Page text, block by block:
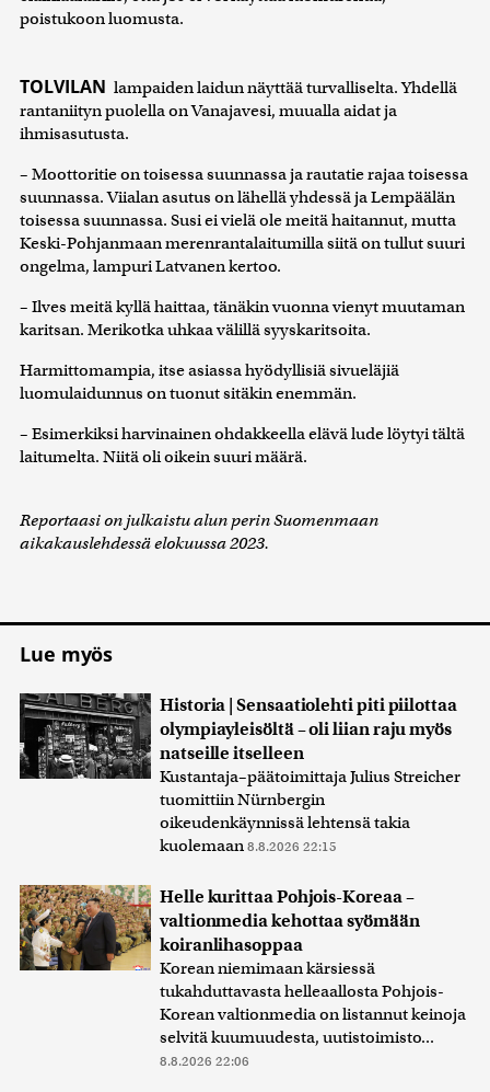
kerätty, kun olet käyttänyt heidän palvelujaan. Tietoja
poistukoon luomusta.
TOLVILAN lampaiden laidun näyttää turvalliselta. Yhdellä
rantaniityn puolella on Vanajavesi, muualla aidat ja
ihmisasutusta.
– Moottoritie on toisessa suunnassa ja rautatie rajaa toisessa
suunnassa. Viialan asutus on lähellä yhdessä ja Lempäälän
toisessa suunnassa. Susi ei vielä ole meitä haitannut, mutta
Keski-Pohjanmaan merenrantalaitumilla siitä on tullut suuri
ongelma, lampuri Latvanen kertoo.
– Ilves meitä kyllä haittaa, tänäkin vuonna vienyt muutaman
karitsan. Merikotka uhkaa välillä syyskaritsoita.
Harmittomampia, itse asiassa hyödyllisiä sivueläjiä
luomulaidunnus on tuonut sitäkin enemmän.
– Esimerkiksi harvinainen ohdakkeella elävä lude löytyi tältä
laitumelta. Niitä oli oikein suuri määrä.
Reportaasi on julkaistu alun perin Suomenmaan
aikakauslehdessä elokuussa 2023.
Lue myös
Historia | Sensaatiolehti piti piilottaa
olympiayleisöltä – oli liian raju myös
natseille itselleen
Kustantaja–päätoimittaja Julius Streicher
tuomittiin Nürnbergin
oikeudenkäynnissä lehtensä takia
kuolemaan 8.8.2026 22:15
Helle kurittaa Pohjois-Koreaa –
valtionmedia kehottaa syömään
koiranlihasoppaa
Korean niemimaan kärsiessä
tukahduttavasta helleaallosta Pohjois-
Korean valtionmedia on listannut keinoja
selvitä kuumuudesta, uutistoimisto...
8.8.2026 22:06